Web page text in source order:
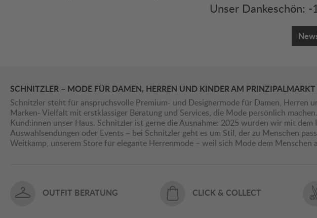
Unser Dankeschön:
SCHNITZLER – MODE FÜR DAMEN, HERREN UND KINDER AM
Schnitzler steht für anspruchsvolle Premium- und Designermode für Damen,
Marken- Vielfalt mit erstklassiger Beratung und Services, die Mode persönlich
Kund:innen unser Haus. Schnitzler ist gerne die Ausnahme: 2025 wurden wir mit
Auswahlsendungen oder Events – bei Schnitzler geht es um Stil, der zu Menschen
Weitkamp, unserem Store für elegante Herrenmode – weil sich Mode dem Menschen
OUTFIT BERATUNG CLICK & COLLECT